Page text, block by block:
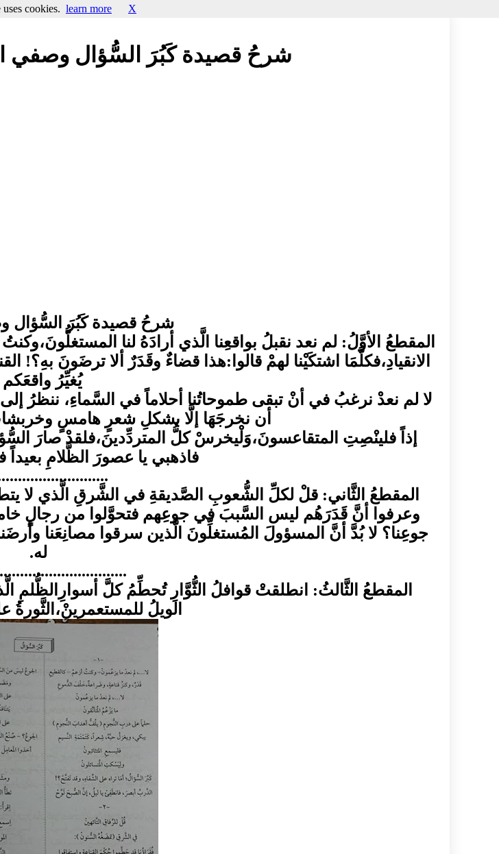
شرحُ قصيدة كَبُرَ السُّؤال وصفي
شرحُ قصيدة كَبُرَ السُّؤال
المقطعُ الأوَّلُ: لم نعد نقبلُ بواقعِنا الَّذي أرادَهُ لنا
الانقيادِ،فكلَّمَا اشتكَيْنا لهمْ قالوا:هذا قضاءٌ وقَدَرٌ ألا ترضَونَ بهِ؟!
يُغيِّرُ
لا لم نعدْ نرغبُ في أنْ تبقى طموحاتُنا أحلاماً في السَّماءِ، ننظرُ
أن نخرجَهَا إلَّا بشكلِ شعرٍ هامسٍ
إذاً فلينْصِتِ المتقاعسونَ،وَلْيخرسْ كلُّ المتردِّدينَ،فلقدْ صارَ
فاذهبي يا عصورَ الظَّلامِ بعيداً
المقطعُ الثَّاني: قلْ لكلِّ الشُّعوبِ الصَّديقةِ في الشَّرقِ الَّذي لا
وعرفوا أنَّ قَدَرَهُم ليس السَّببَ في جوعِهم فتحوَّلوا من رجالٍ
جوعِنا؟ لا بُدَّ أنَّ المسؤولَ المُستغلِّونَ الَّذين سرقوا مصانِعَنا وأرضَنا
له.
المقطعُ الثَّالثُ: انطلقتْ قوافلُ الثُّوَّارِ تُحطِّمُ كلَّ أسوارِالظُّلمِ
الويلُ للمستعمرينْ،الثَّورةُ
cookies. learn more X